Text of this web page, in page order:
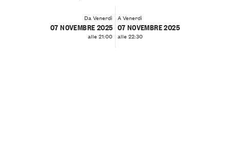
Da Venerdì
07 NOVEMBRE 2025
alle 21:00
A Venerdì
07 NOVEMBRE 2025
alle 22:30